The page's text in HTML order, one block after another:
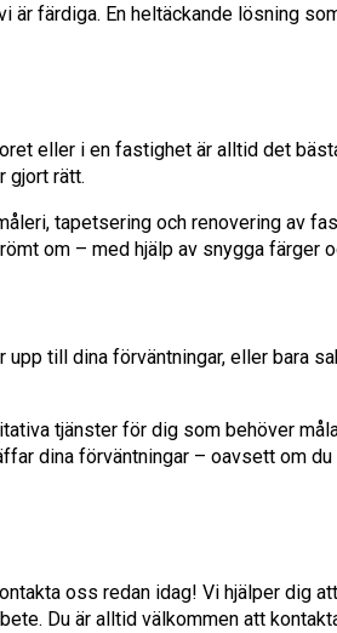
är färdiga. En heltäckande lösning
eller i en fastighet är alltid det
gjort rätt.
tapetsering och renovering av
om – med hjälp av snygga färger
till dina förväntningar, eller bara
tjänster för dig som behöver
dina förväntningar – oavsett om
oss redan idag! Vi hjälper dig
Du är alltid välkommen att